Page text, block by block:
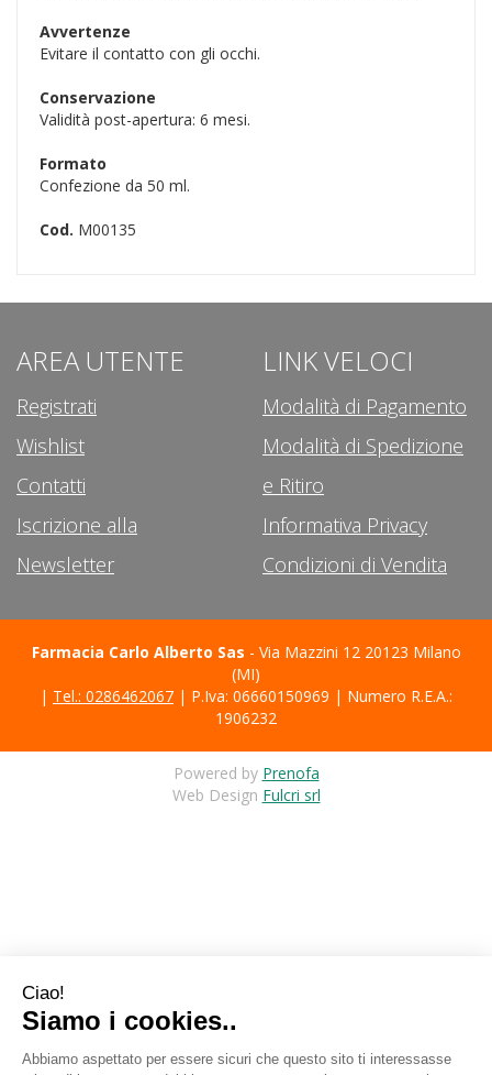
Avvertenze
Evitare il contatto con gli occhi.
Conservazione
Validità post-apertura: 6 mesi.
Formato
Confezione da 50 ml.
Cod. M00135
AREA UTENTE
Registrati
Wishlist
Contatti
Iscrizione alla
Newsletter
LINK VELOCI
Modalità di Pagamento
Modalità di Spedizione
e Ritiro
Informativa Privacy
Condizioni di Vendita
Farmacia Carlo Alberto Sas - Via Mazzini 12 20123 Milano
(MI)
| Tel.: 0286462067 | P.Iva: 06660150969 | Numero R.E.A.:
1906232
Powered by Prenofa
Web Design Fulcri srl